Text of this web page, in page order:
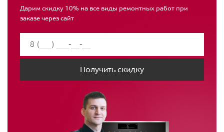
Дарим скидку 10% на все виды ремонтных работ при
заказе через сайт
Получить скидку